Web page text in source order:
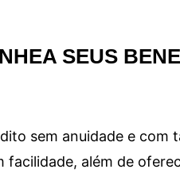
SEUS
sem anuidade e com
facilidade, além de